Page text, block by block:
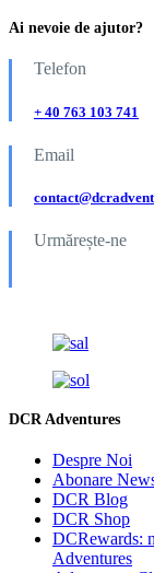
Ai nevoie de ajutor?
Telefon
+ 40 763 103 741
Email
Urmărește-ne
DCR Adventures
Despre Noi
Abonare
DCR Blog
DCR Shop
DCRewards:
Adventures